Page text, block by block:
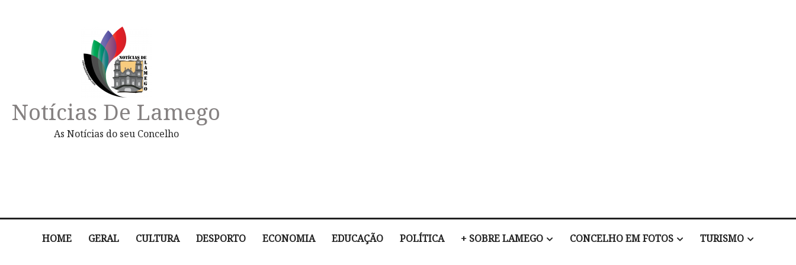
Notícias De Lamego
As Notícias do seu Concelho
HOME GERAL CULTURA DESPORTO ECONOMIA EDUCAÇÃO POLÍTICA + SOBRE LAMEGO CONCELHO EM FOTOS TURISMO